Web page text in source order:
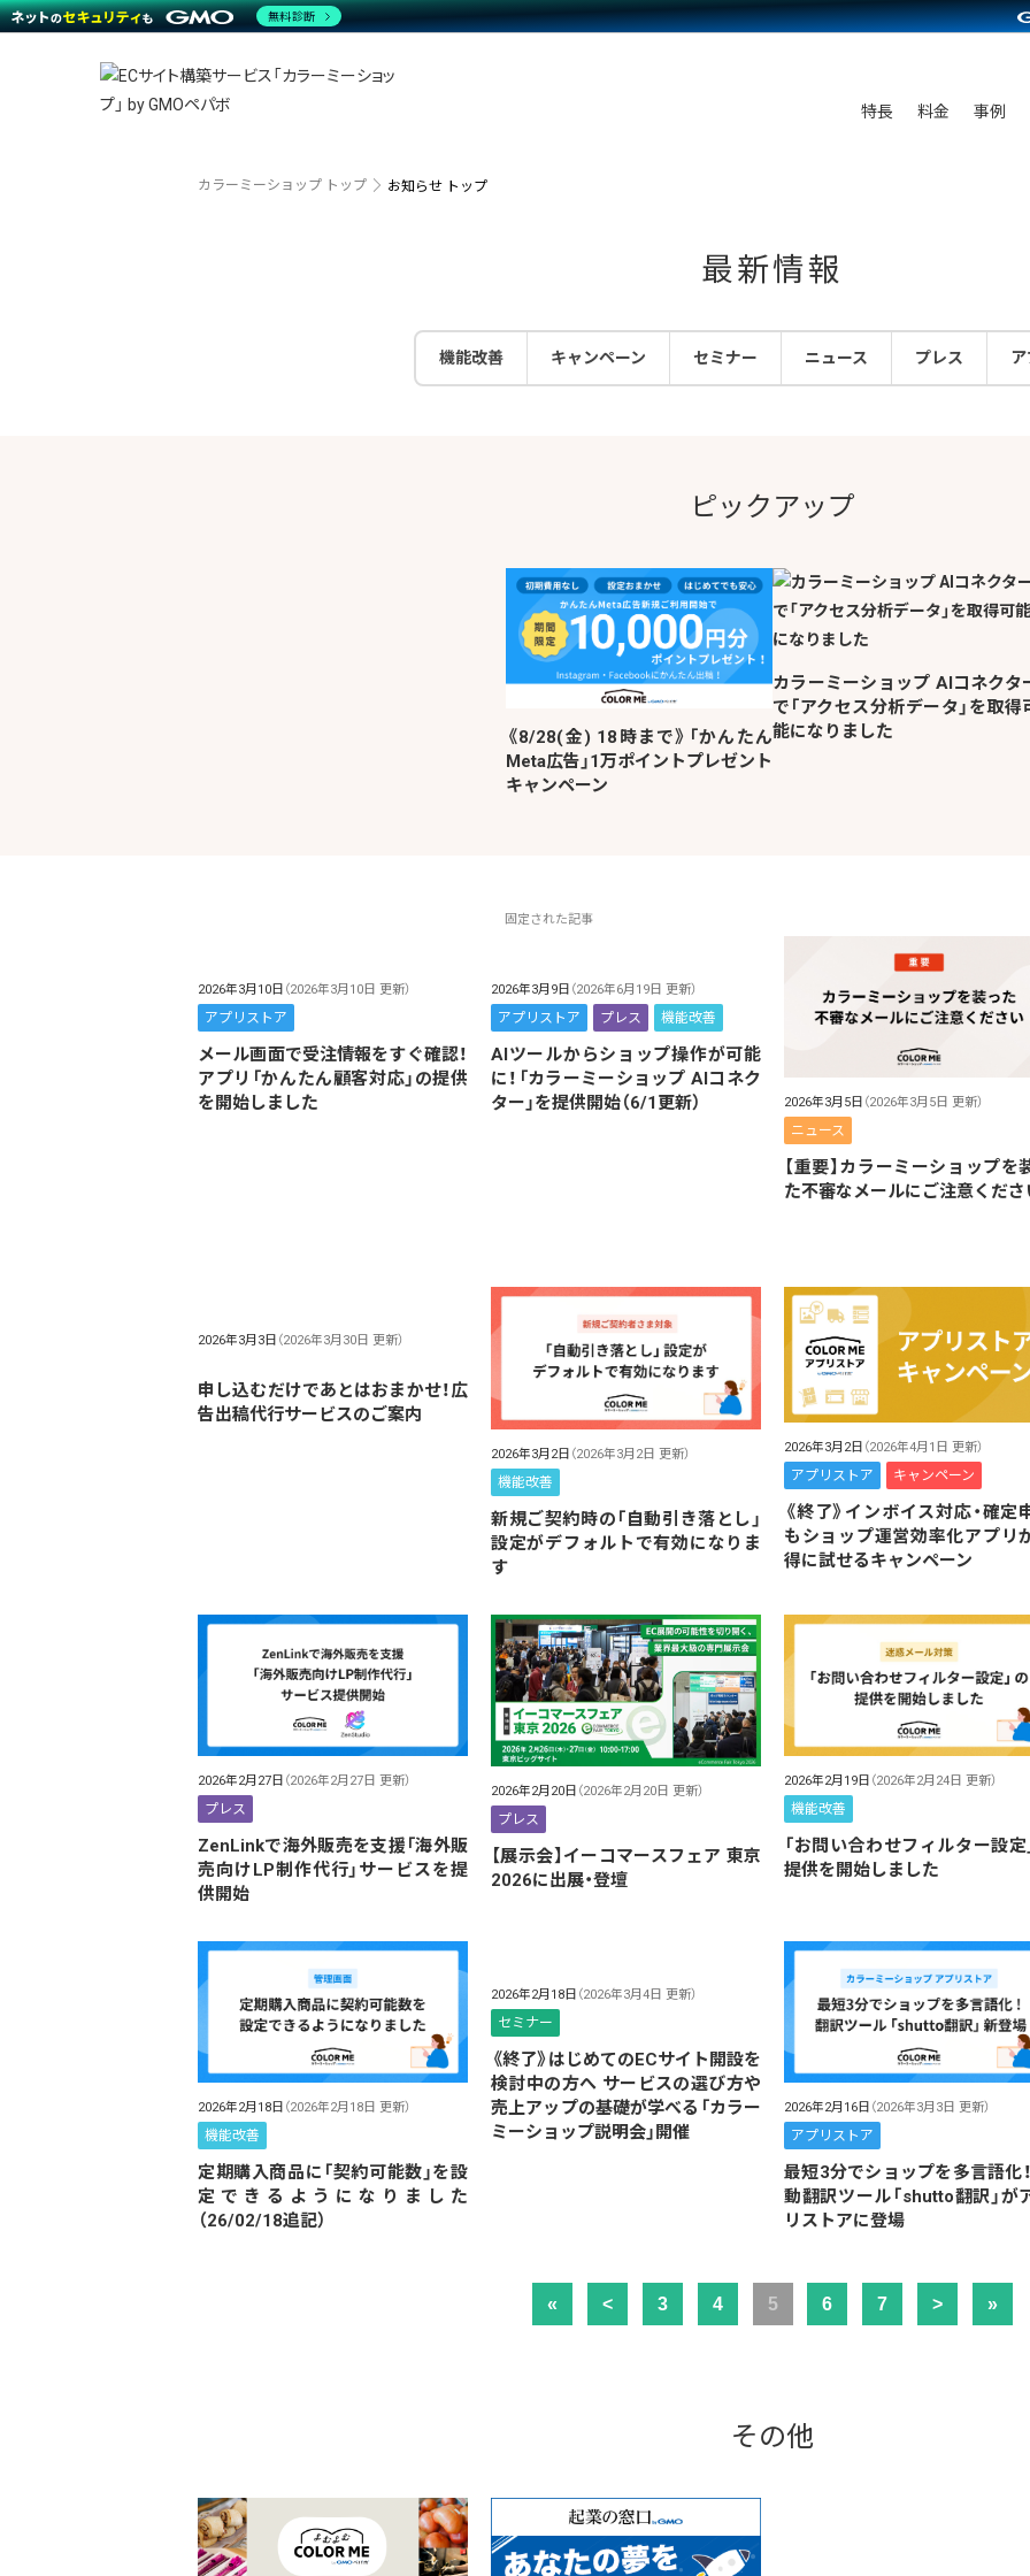
特長 料金 事例
商材一覧を見る
越境EC（海外販売）
売上につながる集客
複数店舗との連携
雑貨販売
料金
料金シミュレーション
事例
運営サポート
サポート一覧を見る
開発・API連携代行
カラーミーショップ トップ お知らせ トップ
最新情報
機能改善 キャンペーン セミナー ニュース プレス
ピックアップ
《8/28(金) 18時まで》「かんたん
Meta広告」1万ポイントプレゼント
キャンペーン
カラーミーショップ AIコネクタ
で「アクセス分析データ」を取得
能になりました
2026年3月10日 （2026年3月10日 更新）
アプリストア
メール画面で受注情報をすぐ確認！
アプリ「かんたん顧客対応」の提供
を開始しました
固定された記事
2026年3月9日 （2026年6月19日 更新）
アプリストア プレス 機能改善
AIツールからショップ操作が可能
に！「カラーミーショップ AIコネク
ター」を提供開始（6/1更新）
2026年3月5日 （2026年3月5日 更新）
ニュース
【重要】カラーミーショップを
た不審なメールにご注意くださ
2026年3月3日 （2026年3月30日 更新）
申し込むだけであとはおまかせ！広
告出稿代行サービスのご案内
2026年3月2日 （2026年3月2日 更新）
機能改善
新規ご契約時の「自動引き落とし」
設定がデフォルトで有効になりま
す
2026年3月2日 （2026年4月1日 更新）
アプリストア キャンペーン
《終了》インボイス対応・確定
もショップ運営効率化アプリ
得に試せるキャンペーン
2026年2月27日 （2026年2月27日 更新）
プレス
ZenLinkで海外販売を支援「海外販
売向けLP制作代行」サービスを提
供開始
2026年2月20日 （2026年2月20日 更新）
プレス
【展示会】イーコマースフェア 東京
2026に出展・登壇
2026年2月19日 （2026年2月24日 更新）
機能改善
「お問い合わせフィルター設定
提供を開始しました
2026年2月18日 （2026年2月18日 更新）
機能改善
定期購入商品に「契約可能数」を設
定できるようになりました
（26/02/18追記）
2026年2月18日 （2026年3月4日 更新）
セミナー
《終了》はじめてのECサイト開設を
検討中の方へ サービスの選び方や
売上アップの基礎が学べる「カラー
ミーショップ説明会」開催
2026年2月16日 （2026年3月3日 更新）
アプリストア
最短3分でショップを多言語化
動翻訳ツール「shutto翻訳」が
リストアに登場
« < 3 4 5 6 7 > »
その他
無料診断